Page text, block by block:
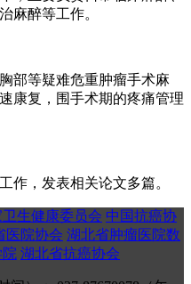
麻醉等工作。
部等疑难危重肿瘤手术麻
康复，围手术期的疼痛管理
作，发表相关论文多篇。
生健康委员会 中国抗癌协
医院协会 湖北省肿瘤医院数
湖北省抗癌协会